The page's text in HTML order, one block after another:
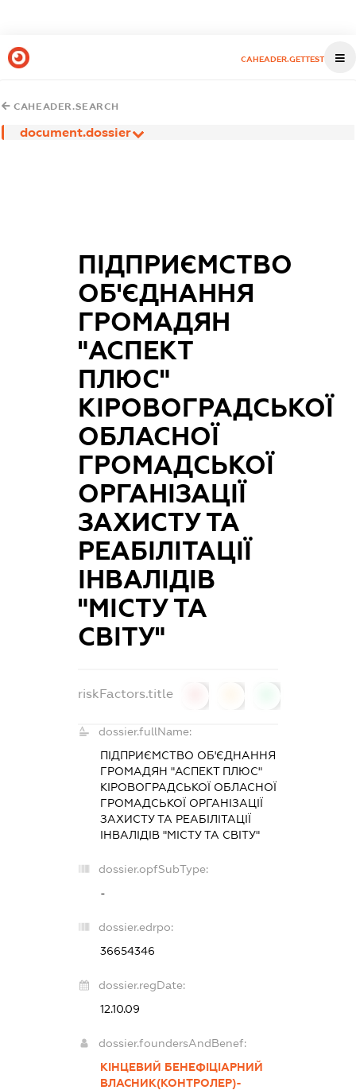
CAHEADER.GETTEST
CAHEADER.SEARCH
document.dossier
ПІДПРИЄМСТВО
ОБ'ЄДНАННЯ
ГРОМАДЯН
"АСПЕКТ
ПЛЮС"
КІРОВОГРАДСЬКОЇ
ОБЛАСНОЇ
ГРОМАДСЬКОЇ
ОРГАНІЗАЦІЇ
ЗАХИСТУ ТА
РЕАБІЛІТАЦІЇ
ІНВАЛІДІВ
"МІСТУ ТА
СВІТУ"
riskFactors.title
dossier.fullName:
ПІДПРИЄМСТВО ОБ'ЄДНАННЯ
ГРОМАДЯН "АСПЕКТ ПЛЮС"
КІРОВОГРАДСЬКОЇ ОБЛАСНОЇ
ГРОМАДСЬКОЇ ОРГАНІЗАЦІЇ
ЗАХИСТУ ТА РЕАБІЛІТАЦІЇ
ІНВАЛІДІВ "МІСТУ ТА СВІТУ"
dossier.opfSubType:
-
dossier.edrpo:
36654346
dossier.regDate:
12.10.09
dossier.foundersAndBenef:
КІНЦЕВИЙ БЕНЕФІЦІАРНИЙ
ВЛАСНИК(КОНТРОЛЕР)-